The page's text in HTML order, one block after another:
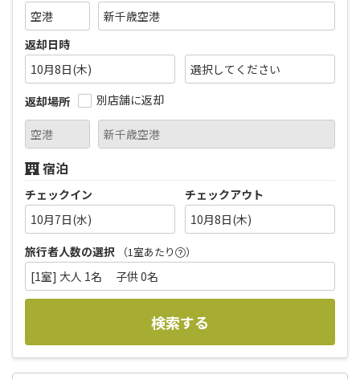
返却日時
10月8日(木)
返却場所
別店舗に返却
宿泊
チェックイン
10月7日(水)
チェックアウト
10月8日(木)
旅行者人数の選択
（1室あたり ）
[1室] 大人 1名 子供 0名
検索する